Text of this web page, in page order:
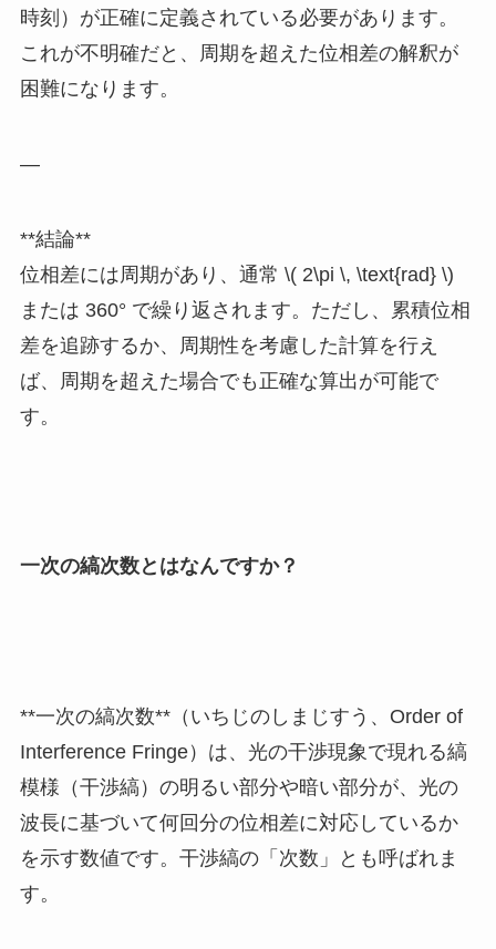
時刻）が正確に定義されている必要があります。
これが不明確だと、周期を超えた位相差の解釈が
困難になります。
—
**結論**
位相差には周期があり、通常 \( 2\pi \, \text{rad} \)
または 360° で繰り返されます。ただし、累積位相
差を追跡するか、周期性を考慮した計算を行え
ば、周期を超えた場合でも正確な算出が可能で
す。
一次の縞次数とはなんですか？
**一次の縞次数**（いちじのしまじすう、Order of
Interference Fringe）は、光の干渉現象で現れる縞
模様（干渉縞）の明るい部分や暗い部分が、光の
波長に基づいて何回分の位相差に対応しているか
を示す数値です。干渉縞の「次数」とも呼ばれま
す。